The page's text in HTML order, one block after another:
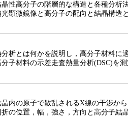
晶性高分子の階層的な構造と各種分析
光顕微鏡像と高分子の配向と結晶構造
分析とは何かを説明し，高分子材料に
分子材料の示差走査熱量分析(DSC)を
晶内の原子で散乱されるX線の干渉か
折の位置，幅，強さ，方向と高分子結